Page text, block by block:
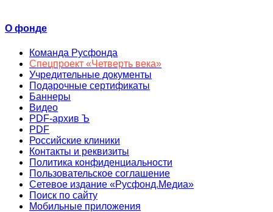
О фонде
Команда Русфонда
Спецпроект «Четверть века»
Учредительные документы
Подарочные сертификаты
Баннеры
Видео
PDF-архив Ъ
PDF
Российские клиники
Контакты и реквизиты
Политика конфиденциальности
Пользовательское соглашение
Сетевое издание «Русфонд.Медиа»
Поиск по сайту
Мобильные приложения